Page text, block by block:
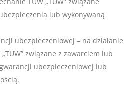
lub wykonywaną
ubezpieczeniowej – na działanie
związane z zawarciem lub
ubezpieczeniowej lub